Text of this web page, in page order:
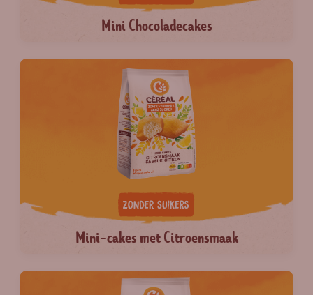
Mini Chocoladecakes
Mini-cakes met Citroensmaak